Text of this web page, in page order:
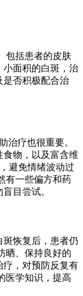
包括患者的皮肤
小面积的白斑，治
是否积极配合治
治疗也很重要。
食物，以及富含维
避免情绪波动过
有一些偏方和药
目尝试。
斑恢复后，患者仍
晒、保持良好的
疗，对预防反复有
医学知识，提高